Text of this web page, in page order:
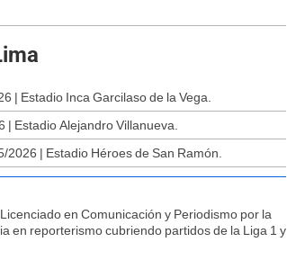
| Estadio Inca Garcilaso de la Vega.
Estadio Alejandro Villanueva.
| Estadio Héroes de San Ramón.
en Comunicación y Periodismo por la
en reporterismo cubriendo partidos de la Liga 1 y